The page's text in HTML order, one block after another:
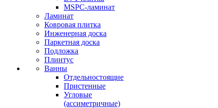
MSPC-ламинат
Ламинат
Ковровая плитка
Инженерная доска
Паркетная доска
Подложка
Плинтус
Ванны
Отдельностоящие
Пристенные
Угловые
(ассиметричные)